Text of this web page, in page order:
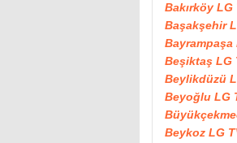
Bakırköy LG
Başakşehir
Bayrampaşa
Beşiktaş LG
Beylikdüzü
Beyoğlu LG
Beykoz LG